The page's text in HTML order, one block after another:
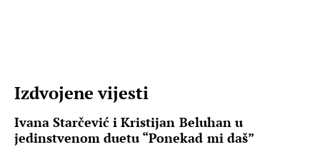
Izdvojene vijesti
Ivana Starčević i Kristijan Beluhan u
jedinstvenom duetu “Ponekad mi daš”